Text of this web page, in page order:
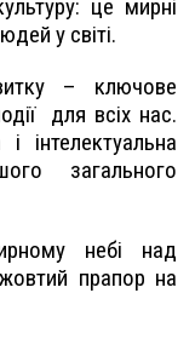
це мирні
у світі.
– ключове
для всіх нас.
інтелектуальна
загального
небі над
прапор на